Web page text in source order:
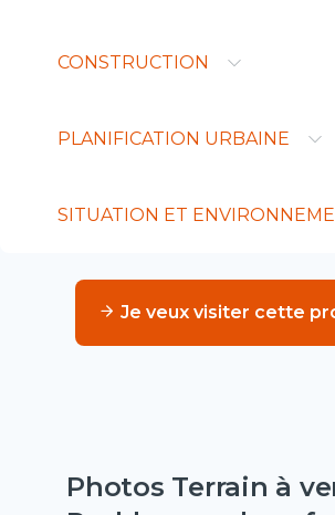
CONSTRUCTION
PLANIFICATION URBAINE
SITUATION ET
Je veux visiter cette
Photos Terrain à